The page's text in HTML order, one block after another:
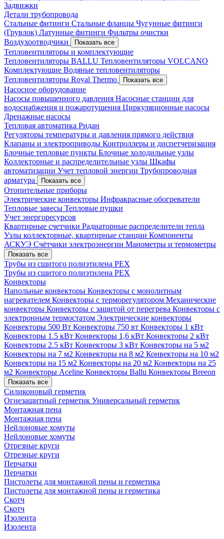
Задвижки
Детали трубопровода
Стальные фитинги Стальные фланцы Чугунные фитинги
(Грувлок) Латунные фитинги Фильтры очистки
Воздухоотводчики
Показать все
Тепловентиляторы и комплектующие
Тепловентиляторы BALLU Тепловентиляторы VOLCANO
Комплектующие Водяные тепловентиляторы
Тепловентиляторы Royal Thermo
Показать все
Насосное оборудование
Насосы повышенного давления Насосные станции для
водоснабжения и пожаротушения Циркуляционные насосы
Дренажные насосы
Тепловая автоматика Ридан
Регуляторы температуры и давления прямого действия
Клапаны и электроприводы Контроллеры и диспетчеризация
Блочные тепловые пункты Блочные холодильные узлы
Коллекторные и распределительные узлы Шкафы
автоматизации Учет тепловой энергии Трубопроводная
арматура
Показать все
Отопительные приборы
Электрические конвекторы Инфракрасные обогреватели
Тепловые завесы Тепловые пушки
Учет энергоресурсов
Квартирные счетчики Радиаторные распределители тепла
Узлы коллекторные, квартирные станции Компоненты
АСКУЭ Счётчики электроэнергии Манометры и термометры
Показать все
Трубы из сшитого полиэтилена PEX
Трубы из сшитого полиэтилена PEX
Конвекторы
Напольные конвекторы Конвекторы с монолитным
нагревателем Конвекторы с терморегулятором Механические
конвекторы Конвекторы с защитой от перегрева Конвекторы с
электронным термостатом Электрические конвекторы
Конвекторы 500 Вт Конвекторы 750 вт Конвекторы 1 кВт
Конвекторы 1.5 кВт Конвекторы 1,6 кВт Конвекторы 2 кВт
Конвекторы 2.5 кВт Конвекторы 3 кВт Конвекторы на 5 м2
Конвекторы на 7 м2 Конвекторы на 8 м2 Конвекторы на 10 м2
Конвекторы на 15 м2 Конвекторы на 20 м2 Конвекторы на 25
м2 Конвекторы Aceline Конвекторы Ballu Конвекторы Breeon
Показать все
Силиконовый герметик
Огнезащитный герметик Универсальный герметик
Монтажная пена
Монтажная пена
Нейлоновые хомуты
Нейлоновые хомуты
Отрезные круги
Отрезные круги
Перчатки
Перчатки
Пистолеты для монтажной пены и герметика
Пистолеты для монтажной пены и герметика
Скотч
Скотч
Изолента
Изолента